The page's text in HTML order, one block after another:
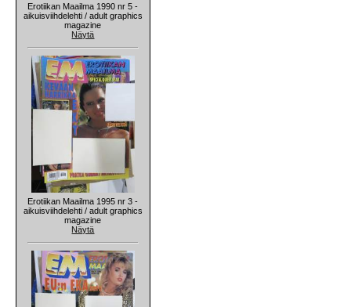
Erotiikan Maailma 1990 nr 5 -
aikuisviihdelehti / adult graphics
magazine
Näytä
Erotiikan Maailma 1995 nr 3 -
aikuisviihdelehti / adult graphics
magazine
Näytä